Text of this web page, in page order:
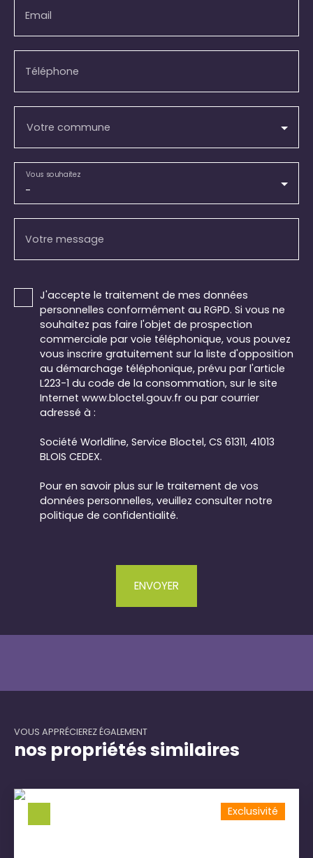
Email
Téléphone
Votre commune
-
Vous souhaitez
Votre message
J'accepte le traitement de mes données
personnelles conformément au RGPD. Si vous ne
souhaitez pas faire l'objet de prospection
commerciale par voie téléphonique, vous pouvez
vous inscrire gratuitement sur la liste d'opposition
au démarchage téléphonique, prévu par l'article
L223-1 du code de la consommation, sur le site
Internet www.bloctel.gouv.fr ou par courrier
adressé à :
Société Worldline, Service Bloctel, CS 61311, 41013
BLOIS CEDEX.
Pour en savoir plus sur le traitement de vos
données personnelles, veuillez consulter notre
politique de confidentialité.
ENVOYER
VOUS APPRÉCIEREZ ÉGALEMENT
nos propriétés similaires
Exclusivité